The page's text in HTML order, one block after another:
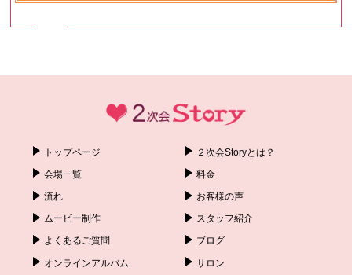
トップページ ２次会Storyとは？
会場一覧 料金
流れ お客様の声
ムービー制作 スタッフ紹介
よくあるご質問 ブログ
オンラインアルバム サロン